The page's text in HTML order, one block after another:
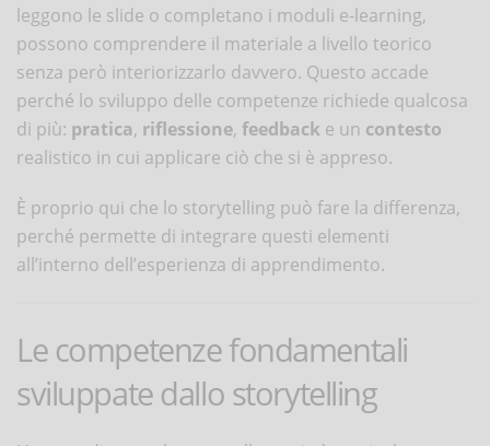
leggono le slide o completano i moduli e-learning,
possono comprendere il materiale a livello teorico
senza però interiorizzarlo davvero. Questo accade
perché lo sviluppo delle competenze richiede qualcosa
di più: pratica, riflessione, feedback e un contesto
realistico in cui applicare ciò che si è appreso.
È proprio qui che lo storytelling può fare la differenza,
perché permette di integrare questi elementi
all’interno dell’esperienza di apprendimento.
Le competenze fondamentali
sviluppate dallo storytelling